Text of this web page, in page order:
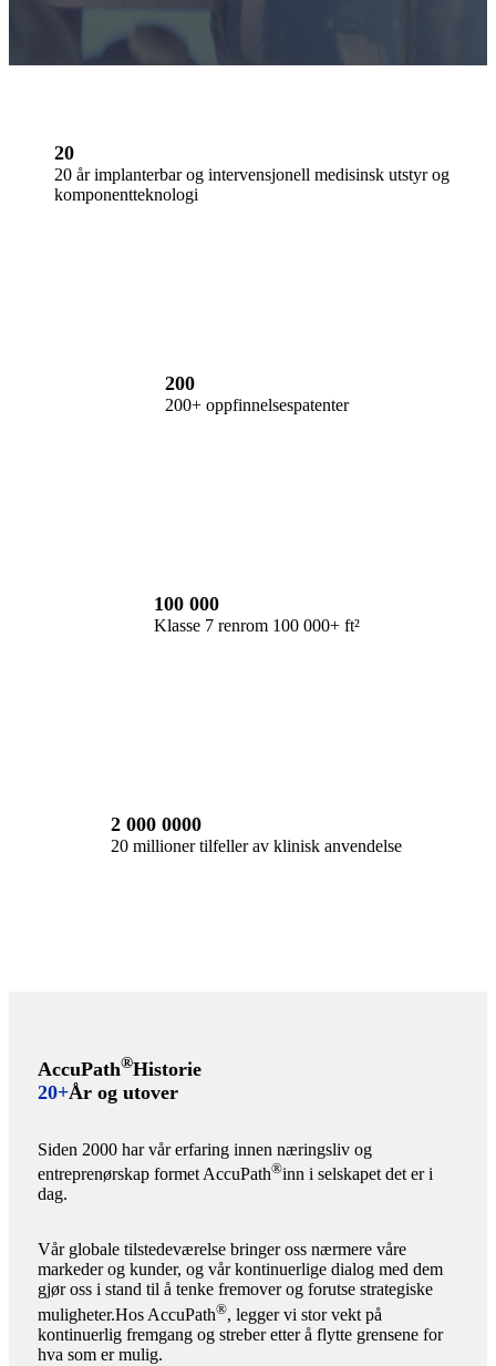
20
20 år implanterbar og intervensjonell medisinsk utstyr og
komponentteknologi
200
200+ oppfinnelsespatenter
100 000
Klasse 7 renrom 100 000+ ft²
2 000 0000
20 millioner tilfeller av klinisk anvendelse
AccuPath®Historie
20+År og utover
Siden 2000 har vår erfaring innen næringsliv og
entreprenørskap formet AccuPath®inn i selskapet det er i
dag.
Vår globale tilstedeværelse bringer oss nærmere våre
markeder og kunder, og vår kontinuerlige dialog med dem
gjør oss i stand til å tenke fremover og forutse strategiske
muligheter.Hos AccuPath®, legger vi stor vekt på
kontinuerlig fremgang og streber etter å flytte grensene for
hva som er mulig.